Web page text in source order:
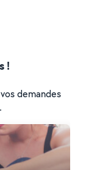
!
demandes